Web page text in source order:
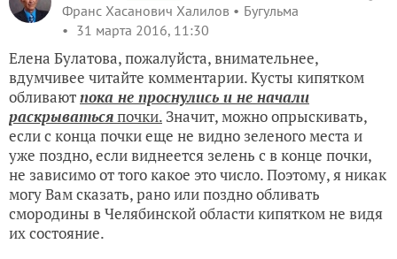
Франс Хасанович Халилов
Бугульма
31 марта 2016, 11:30
Елена Булатова, пожалуйста, внимательнее,
вдумчивее читайте комментарии. Кусты кипятком
обливаютпока не проснулись и не начали
раскрыватьсяпочки. Значит, можно опрыскивать,
если с конца почки еще не видно зеленого места и
уже поздно, если виднеется зелень с в конце почки,
не зависимо от того какое это число. Поэтому, я никак
могу Вам сказать, рано или поздно обливать
смородины в Челябинской области кипятком не видя
их состояние.